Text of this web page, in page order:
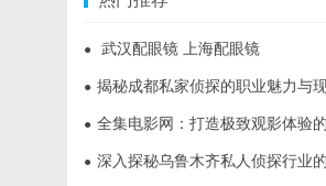
● 武汉配眼镜 上海配眼镜
● 揭秘成都私家侦探的职业魅力与
● 全集电影网：打造极致观影体验的全
● 深入探秘乌鲁木齐私人侦探行业的现状与